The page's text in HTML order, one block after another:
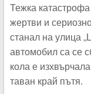
Тежка
жертви и
станал на улица
автомобил са се
кола е
таван край пътя.